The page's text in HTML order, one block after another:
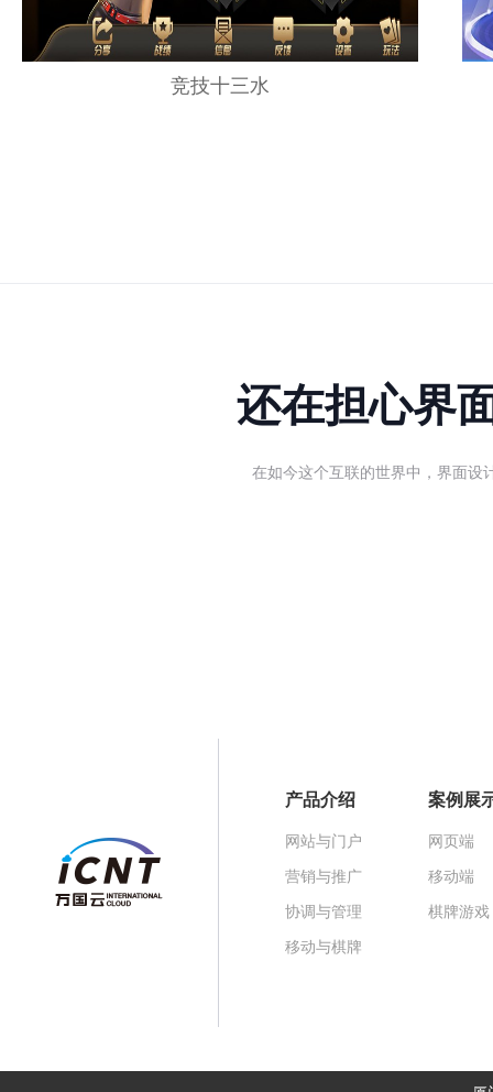
竞技十三水
还在担心界
在如今这个互联的世界中，界面设
产品介绍
网站与门户
营销与推广
协调与管理
移动与棋牌
案例展
网页端
移动端
棋牌游戏